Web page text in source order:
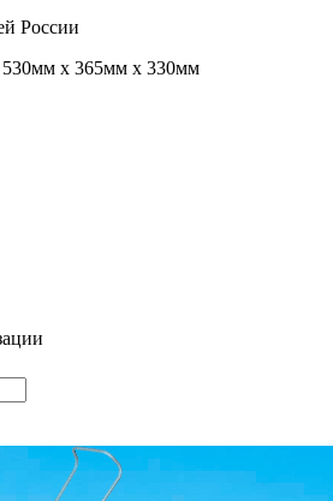
России
530мм x 365мм x 330мм